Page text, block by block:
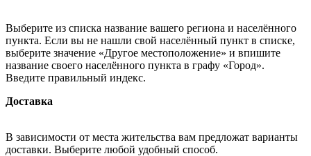
Выберите из списка название вашего региона и населённого
пункта. Если вы не нашли свой населённый пункт в списке,
выберите значение «Другое местоположение» и впишите
название своего населённого пункта в графу «Город».
Введите правильный индекс.
Доставка
В зависимости от места жительства вам предложат варианты
доставки. Выберите любой удобный способ.